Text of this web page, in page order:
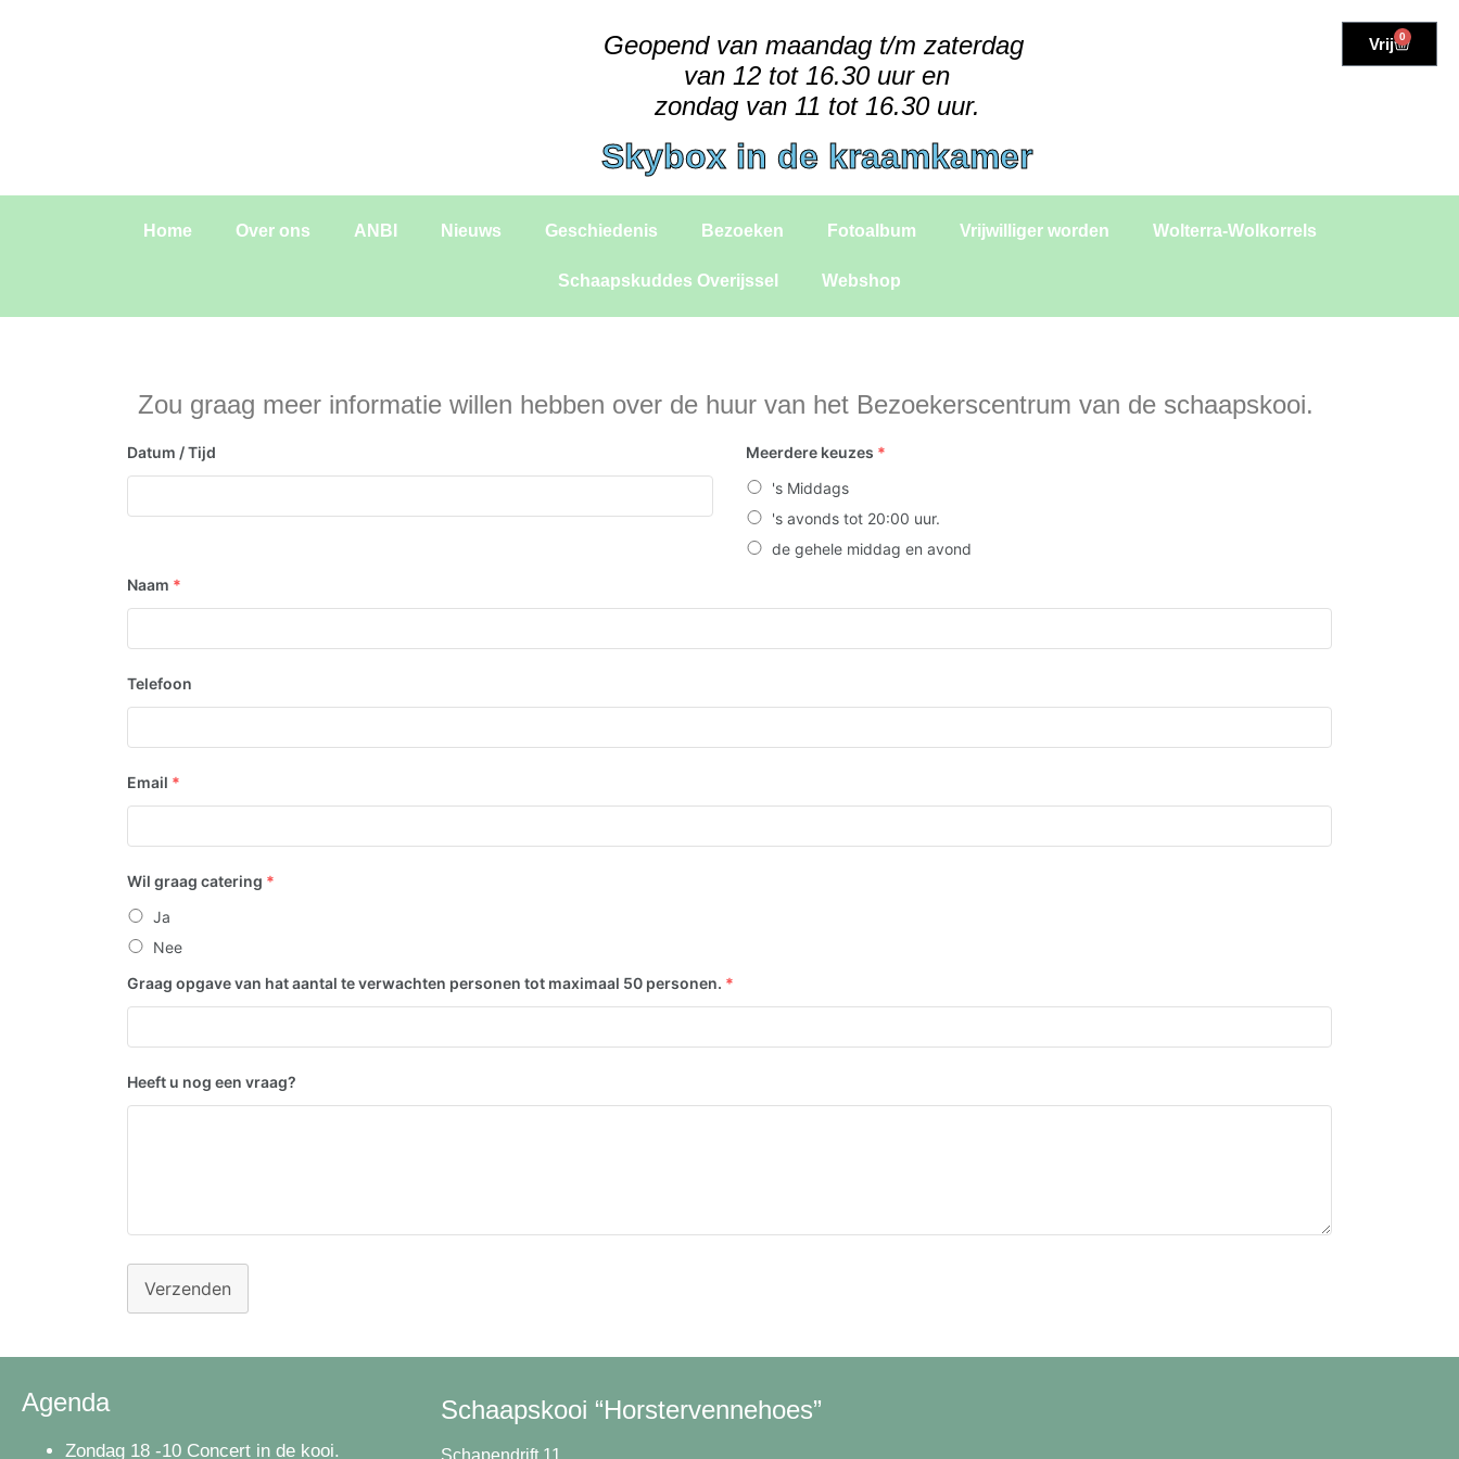
Geopend van maandag t/m zaterdag
van 12 tot 16.30 uur en
zondag van 11 tot 16.30 uur.
Skybox in de kraamkamer
Vrij 0
Home Over ons ANBI Nieuws Geschiedenis Bezoeken Fotoalbum Vrijwilliger worden Wolterra-Wolkorrels
Schaapskuddes Overijssel Webshop
Zou graag meer informatie willen hebben over de huur van het Bezoekerscentrum van de schaapskooi.
Datum / Tijd Meerdere keuzes *
's Middags
's avonds tot 20:00 uur.
de gehele middag en avond
Naam *
Telefoon
Email *
Wil graag catering *
Ja
Nee
Graag opgave van hat aantal te verwachten personen tot maximaal 50 personen. *
Heeft u nog een vraag?
Verzenden
Agenda
Zondag 18 -10 Concert in de kooi.
Schaapskooi “Horstervennehoes”